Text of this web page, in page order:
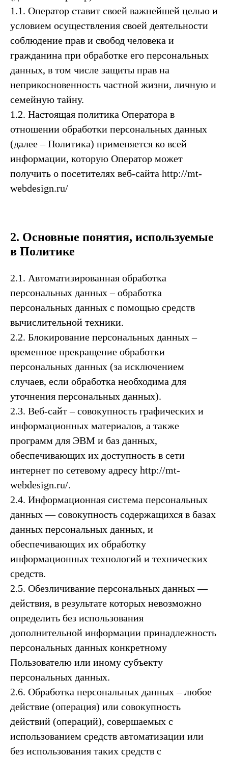
1.1. Оператор ставит своей важнейшей целью и
условием осуществления своей деятельности
соблюдение прав и свобод человека и
гражданина при обработке его персональных
данных, в том числе защиты прав на
неприкосновенность частной жизни, личную и
семейную тайну.
1.2. Настоящая политика Оператора в
отношении обработки персональных данных
(далее – Политика) применяется ко всей
информации, которую Оператор может
получить о посетителях веб-сайта http://mt-
webdesign.ru/
2. Основные понятия, используемые
в Политике
2.1. Автоматизированная обработка
персональных данных – обработка
персональных данных с помощью средств
вычислительной техники.
2.2. Блокирование персональных данных –
временное прекращение обработки
персональных данных (за исключением
случаев, если обработка необходима для
уточнения персональных данных).
2.3. Веб-сайт – совокупность графических и
информационных материалов, а также
программ для ЭВМ и баз данных,
обеспечивающих их доступность в сети
интернет по сетевому адресу http://mt-
webdesign.ru/.
2.4. Информационная система персональных
данных — совокупность содержащихся в базах
данных персональных данных, и
обеспечивающих их обработку
информационных технологий и технических
средств.
2.5. Обезличивание персональных данных —
действия, в результате которых невозможно
определить без использования
дополнительной информации принадлежность
персональных данных конкретному
Пользователю или иному субъекту
персональных данных.
2.6. Обработка персональных данных – любое
действие (операция) или совокупность
действий (операций), совершаемых с
использованием средств автоматизации или
без использования таких средств с